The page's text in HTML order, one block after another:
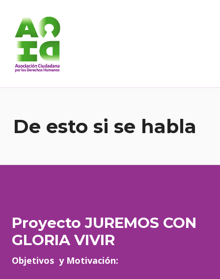
De esto si se habla
Proyecto JUREMOS CON
GLORIA VIVIR
Objetivos y Motivación: